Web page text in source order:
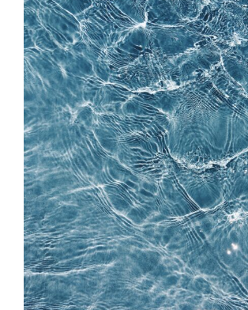
Larger
Image